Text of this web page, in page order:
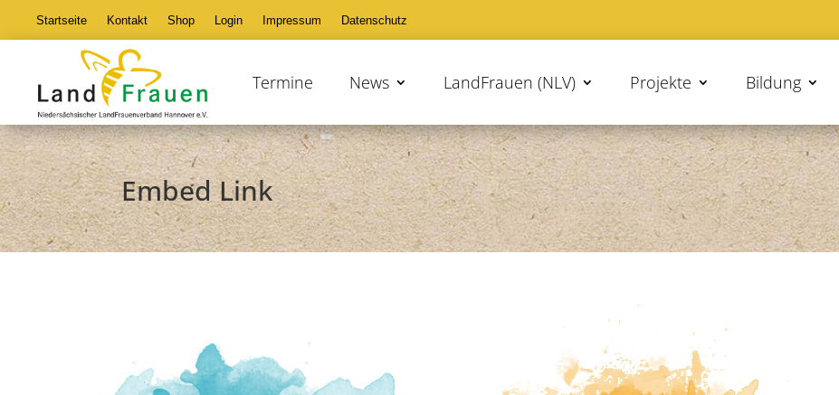
Startseite Kontakt Shop Login Impressum Datenschutz
Termine News LandFrauen (NLV) Projekte Bildung
Embed Link